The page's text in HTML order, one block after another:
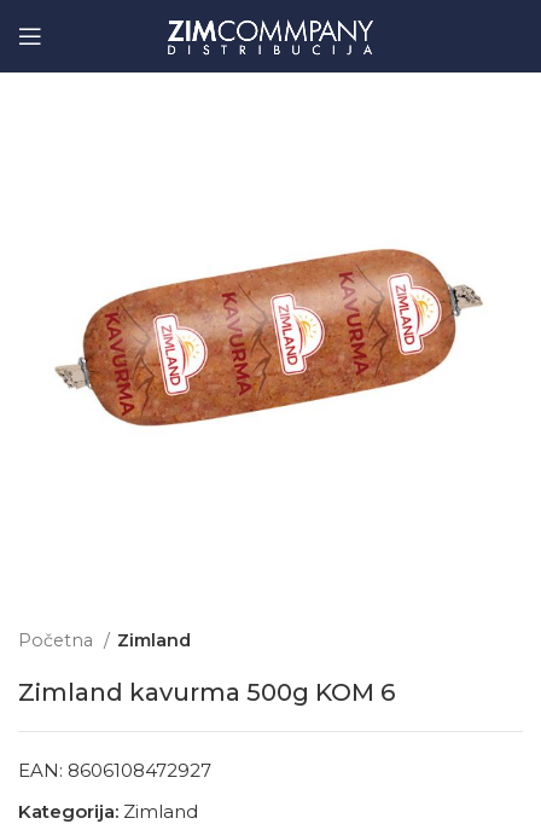
Početna Zimland
Zimland kavurma 500g KOM 6
EAN: 8606108472927
Kategorija: Zimland